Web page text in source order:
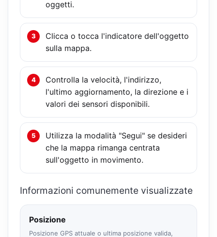
oggetti.
Clicca o tocca l'indicatore dell'oggetto
sulla mappa.
Controlla la velocità, l'indirizzo,
l'ultimo aggiornamento, la direzione e i
valori dei sensori disponibili.
Utilizza la modalità "Segui" se desideri
che la mappa rimanga centrata
sull'oggetto in movimento.
Informazioni comunemente visualizzate
Posizione
Posizione GPS attuale o ultima posizione valida,